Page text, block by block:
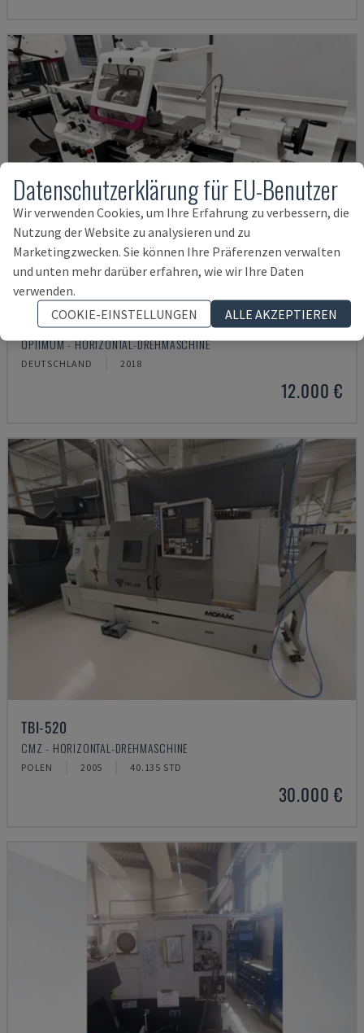
TH 4610
OPTIMUM - HORIZONTAL-DREHMASCHINE
DEUTSCHLAND 2018
12.000 €
TBI-520
CMZ - HORIZONTAL-DREHMASCHINE
POLEN 2005 40.135 STD
30.000 €
Datenschutzerklärung für EU-Benutzer
Wir verwenden Cookies, um Ihre Erfahrung zu verbessern, die
Nutzung der Website zu analysieren und zu
Marketingzwecken. Sie können Ihre Präferenzen verwalten
und unten mehr darüber erfahren, wie wir Ihre Daten
verwenden.
COOKIE-EINSTELLUNGEN
ALLE AKZEPTIEREN